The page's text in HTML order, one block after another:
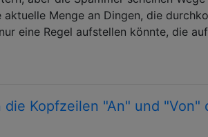
Menge an Dingen, die
eine Regel aufstellen könnte, die auf
Kopfzeilen "An" und "Von"